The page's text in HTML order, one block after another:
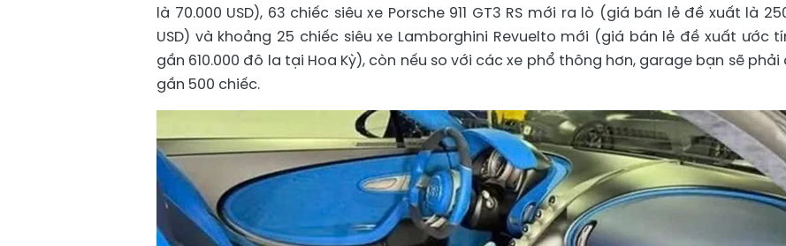
là 70.000 USD), 63 chiếc siêu xe Porsche 911 GT3 RS mới ra lò (giá bán lẻ đề xuất là
USD) và khoảng 25 chiếc siêu xe Lamborghini Revuelto mới (giá bán lẻ đề xuất ước
gần 610.000 đô la tại Hoa Kỳ), còn nếu so với các xe phổ thông hơn, garage bạn sẽ phải
gần 500 chiếc.